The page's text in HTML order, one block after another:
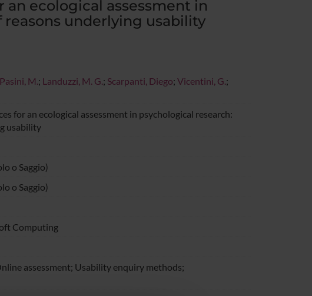
ecological assessment in
reasons underlying usability
Pasini, M.; Landuzzi, M. G.; Scarpanti, Diego; Vicentini, G.;
for an ecological assessment in psychological research:
usability
o Saggio)
o Saggio)
Computing
assessment; Usability enquiry methods;